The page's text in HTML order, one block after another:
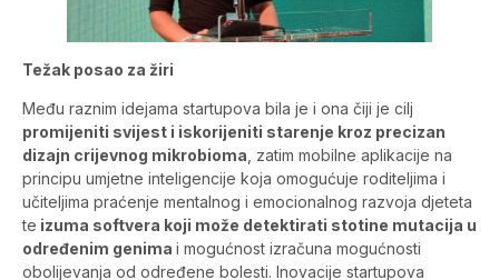
Težak posao za žiri
Među raznim idejama startupova bila je i ona čiji je cilj
promijeniti svijest i iskorijeniti starenje kroz precizan
dizajn crijevnog mikrobioma , zatim mobilne aplikacije na
principu umjetne inteligencije koja omogućuje roditeljima i
učiteljima praćenje mentalnog i emocionalnog razvoja djeteta
te izuma softvera koji može detektirati stotine mutacija u
određenim genima i mogućnost izračuna mogućnosti
obolijevanja od određene bolesti. Inovacije startupova